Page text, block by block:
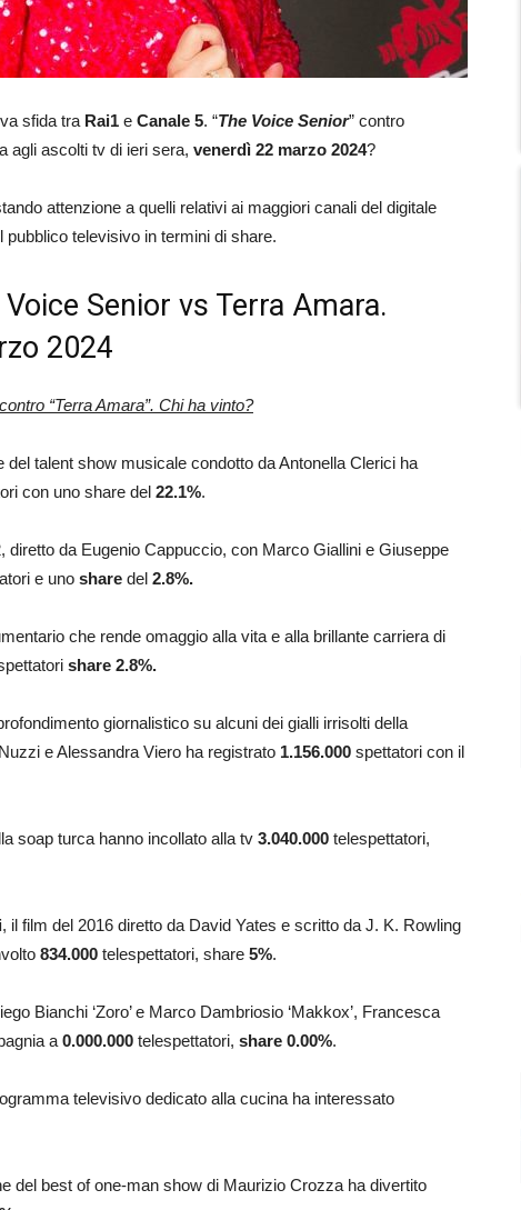
sfida tra Rai1 e Canale 5. “The Voice Senior” contro
agli ascolti tv di ieri sera, venerdì 22 marzo 2024?
attenzione a quelli relativi ai maggiori canali del digitale
televisivo in termini di share.
Senior vs Terra Amara.
2024
“Terra Amara”. Chi ha vinto?
del talent show musicale condotto da Antonella Clerici ha
con uno share del 22.1%.
diretto da Eugenio Cappuccio, con Marco Giallini e Giuseppe
e uno share del 2.8%.
che rende omaggio alla vita e alla brillante carriera di
share 2.8%.
giornalistico su alcuni dei gialli irrisolti della
e Alessandra Viero ha registrato 1.156.000 spettatori con il
soap turca hanno incollato alla tv 3.040.000 telespettatori,
, il film del 2016 diretto da David Yates e scritto da J. K. Rowling
834.000 telespettatori, share 5%.
Bianchi ‘Zoro’ e Marco Dambriosio ‘Makkox’, Francesca
a 0.000.000 telespettatori, share 0.00%.
televisivo dedicato alla cucina ha interessato
del best of one-man show di Maurizio Crozza ha divertito